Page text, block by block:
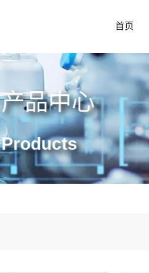
首页
产品中心
Products